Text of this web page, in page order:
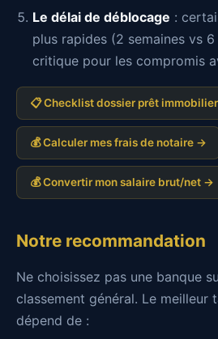
Le délai de déblocage :
plus rapides (2 semaines vs
critique pour les compromis
📋 Checklist dossier prêt
💰 Calculer mes frais de notaire →
💰 Convertir mon salaire brut/net →
Notre recommandation
Ne choisissez pas une banque
classement général. Le meilleur
dépend de :